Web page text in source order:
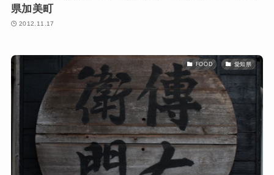
県加美町
2012.11.17
FOOD 愛知県